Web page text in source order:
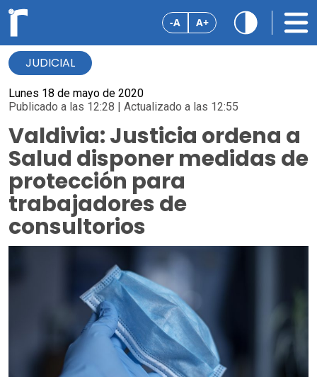
-A A+
JUDICIAL
Lunes 18 de mayo de 2020
Publicado a las 12:28 | Actualizado a las 12:55
Valdivia: Justicia ordena a
Salud disponer medidas de
protección para
trabajadores de
consultorios